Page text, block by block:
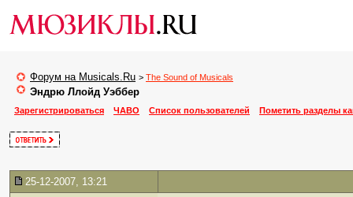
Форум на Musicals.Ru > The Sound of Musicals
Эндрю Ллойд Уэббер
Зарегистрироваться ЧАВО Список пользователей Пометить разделы
25-12-2007, 13:21